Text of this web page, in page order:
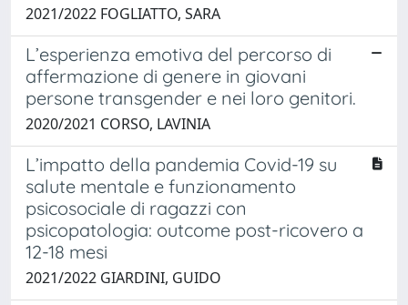
2021/2022 FOGLIATTO, SARA
L’esperienza emotiva del percorso di
affermazione di genere in giovani
persone transgender e nei loro genitori.
2020/2021 CORSO, LAVINIA
L’impatto della pandemia Covid-19 su
salute mentale e funzionamento
psicosociale di ragazzi con
psicopatologia: outcome post-ricovero a
12-18 mesi
2021/2022 GIARDINI, GUIDO